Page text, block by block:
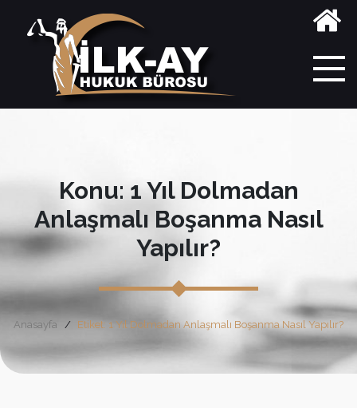
Konu: 1 Yıl Dolmadan
Anlaşmalı Boşanma Nasıl
Yapılır?
Anasayfa Etiket: 1 Yıl Dolmadan Anlaşmalı Boşanma Nasıl Yapılır?